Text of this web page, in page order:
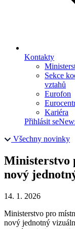
Kontakty
Sekce
vztahů
Eurofon
Kariéra
Přihlásit se
Všechny novinky
Ministerstvo
nový
14. 1. 2026
Ministerstvo pro
nový jednotný